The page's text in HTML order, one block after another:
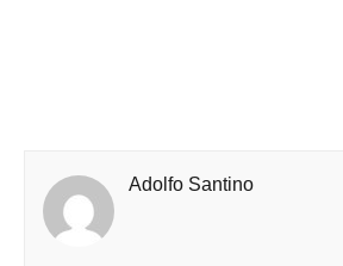
Adolfo Santino